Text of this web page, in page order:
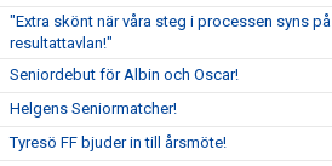
"Extra skönt när våra steg i processen syns på
resultattavlan!"
Seniordebut för Albin och Oscar!
Helgens Seniormatcher!
Tyresö FF bjuder in till årsmöte!